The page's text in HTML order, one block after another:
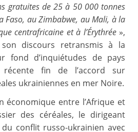
gratuites de 25 à 50 000 tonnes
Faso, au Zimbabwe, au Mali, à la
centrafricaine et à l’Érythrée»,
discours retransmis à la
fond d’inquiétudes de pays
fin de l’accord sur
ukrainiennes en mer Noire.
économique entre l’Afrique et
des céréales, le dirigeant
conflit russo-ukrainien avec